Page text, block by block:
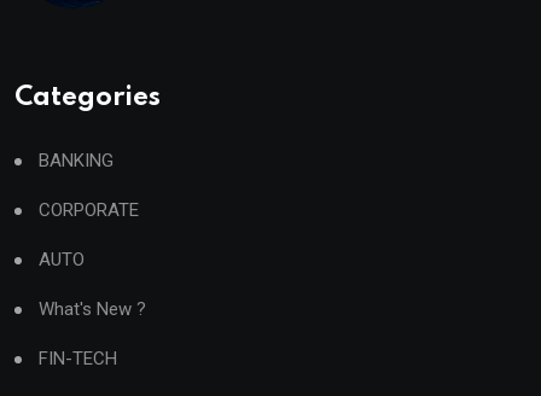
Categories
BANKING
CORPORATE
AUTO
What's New ?
FIN-TECH